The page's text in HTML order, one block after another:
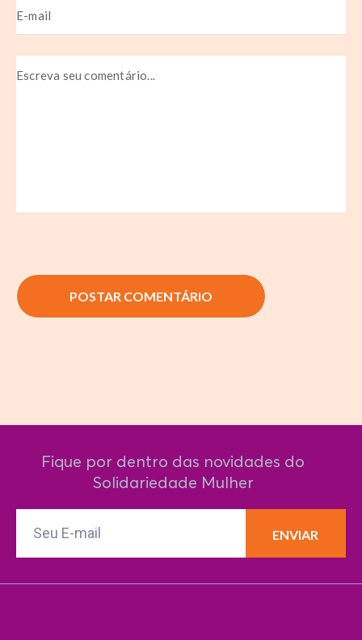
Fique por dentro das novidades do
Solidariedade Mulher